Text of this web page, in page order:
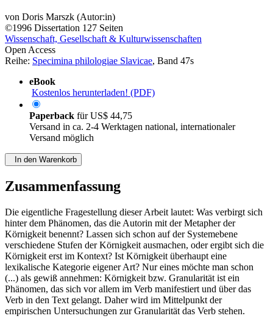
von Doris Marszk (Autor:in)
©1996 Dissertation 127 Seiten
Wissenschaft, Gesellschaft & Kulturwissenschaften
Open Access
Reihe: Specimina philologiae Slavicae, Band 47s
eBook
Kostenlos herunterladen! (PDF)
Paperback fürUS$ 44,75
Versand in ca. 2-4 Werktagen national, internationaler
Versand möglich
In den Warenkorb
Zusammenfassung
Die eigentliche Fragestellung dieser Arbeit lautet: Was verbirgt sich
hinter dem Phänomen, das die Autorin mit der Metapher der
Körnigkeit benennt? Lassen sich schon auf der Systemebene
verschiedene Stufen der Körnigkeit ausmachen, oder ergibt sich die
Körnigkeit erst im Kontext? Ist Körnigkeit überhaupt eine
lexikalische Kategorie eigener Art? Nur eines möchte man schon
(...) als gewiß annehmen: Körnigkeit bzw. Granularität ist ein
Phänomen, das sich vor allem im Verb manifestiert und über das
Verb in den Text gelangt. Daher wird im Mittelpunkt der
empirischen Untersuchungen zur Granularität das Verb stehen.